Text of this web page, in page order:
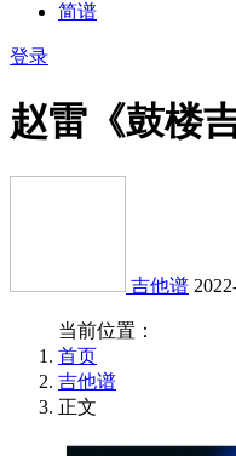
简谱
登录
赵雷《鼓楼
吉他谱
当前位置：
首页
吉他谱
正文